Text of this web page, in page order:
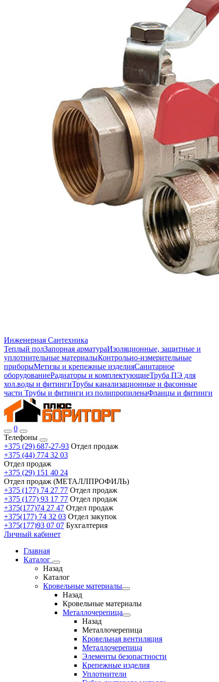
Инженерная Сантехника
Теплый полЗапорная арматураИзоляционные, защитные и
уплотнительные материалыКонтрольно-измерительные
приборыМетизы и крепежные изделияСанитарное
оборудованиеРадиаторы и комплектующиеТруба ПЭ для
хол.воды и фитингиТрубы канализационные и фасонные
части Трубы и фитинги из полипропиленаФланцы и фитинги
0
Телефоны
+375 (29) 687-27-93 Отдел продаж
+375 (44) 774 32 03
Отдел продаж
+375 (29) 151 40 24
Отдел продаж (МЕТАЛЛПРОФИЛЬ)
+375 (177) 74 27 77 Отдел продаж
+375 (177) 93 17 77 Отдел продаж
+375(177)74 27 47 Отдел продаж
+375(177) 74 32 03 Отдел закупок
+375(177)93 07 07 Бухгалтерия
Личный кабинет
Главная
Каталог
Назад
Каталог
Кровельные материалы
Назад
Кровельные материалы
Металлочерепица
Назад
Металлочерепица
Кровельная вентиляция
Металлочерепица
Элементы безопастности
Крепежные изделия
Уплотнители